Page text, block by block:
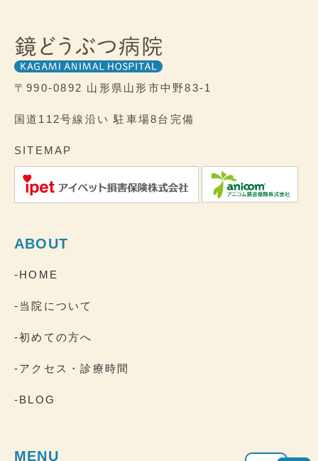
〒990-0892 山形県山形市中野83-1
国道112号線沿い 駐車場8台完備
SITEMAP
ABOUT
-HOME
-当院について
-初めての方へ
-アクセス・診療時間
-BLOG
MENU